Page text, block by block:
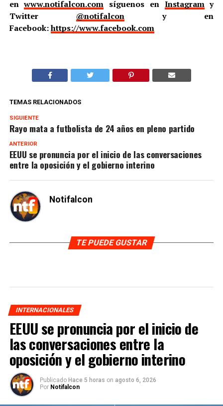
enwww.notifalcon.com síguenos en Instagramy
Twitter @notifalcony en
Facebook:https://www.facebook.com
TEMAS RELACIONADOS
SIGUIENTE
Rayo mata a futbolista de 24 años en pleno partido
ANTERIOR
EEUU se pronuncia por el inicio de las conversaciones
entre la oposición y el gobierno interino
Notifalcon
TE PUEDE GUSTAR
INTERNACIONALES
EEUU se pronuncia por el inicio de
las conversaciones entre la
oposición y el gobierno interino
Publicado Hace 5 horas on agosto 6, 2026
Por Notifalcon